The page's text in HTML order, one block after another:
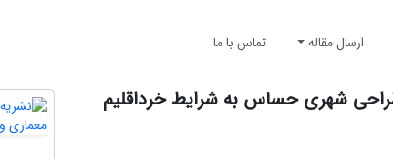
ارسال مقاله تماس با ما
طراحی شهری حساس به شرایط خرداقلیم